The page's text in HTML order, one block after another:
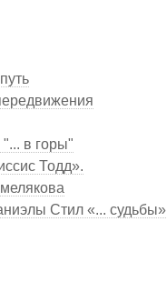
"... в горы"
Тодд».
Стил «... судьбы»